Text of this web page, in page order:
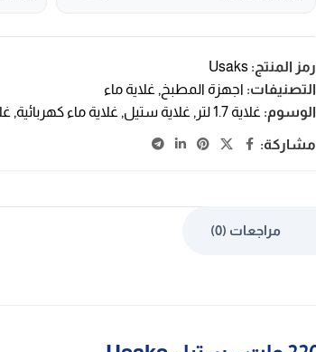
رمز المنتج: Usaks
التصنيفات: اجهزة المطبخ , غلاية ماء
الوسوم: غلاية 1.7 لتر , غلاية ستيل, غلاية ماء كهربائية,
مشاركة:
مراجعات (0)